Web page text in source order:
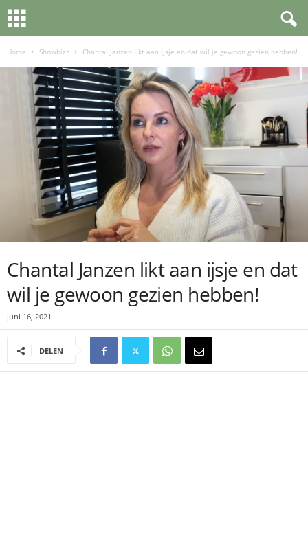
Home Showbizz Chantal Janzen likt aan ijsje en dat wil je gewoon gezien hebben!
Chantal Janzen likt aan ijsje en dat
wil je gewoon gezien hebben!
juni 16, 2021
DELEN